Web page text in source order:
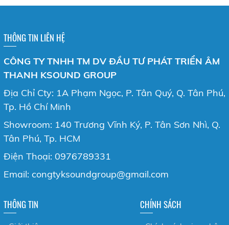
THÔNG TIN LIÊN HỆ
CÔNG TY TNHH TM DV ĐẦU TƯ PHÁT TRIỂN ÂM
THANH KSOUND GROUP
Địa Chỉ Cty: 1A Phạm Ngọc, P. Tân Quý, Q. Tân Phú,
Tp. Hồ Chí Minh
Showroom: 140 Trương Vĩnh Ký, P. Tân Sơn Nhì, Q.
Tân Phú, Tp. HCM
Điện Thoại: 0976789331
Email: congtyksoundgroup@gmail.com
THÔNG TIN CHÍNH SÁCH